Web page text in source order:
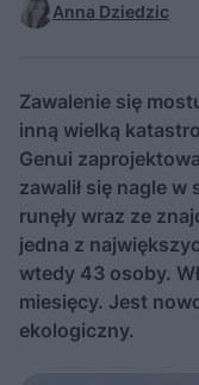
Anna Dziedzic
Zawalenie się
inną wielką
Genui
zawalił się nagle w
runęły wraz ze
jedna z
wtedy 43 osoby.
miesięcy. Jest
ekologiczny.